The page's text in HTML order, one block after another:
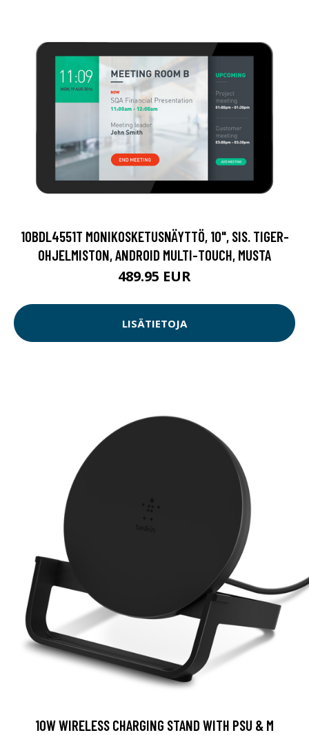
10BDL4551T MONIKOSKETUSNÄYTTÖ, 10", SIS. TIGER-
OHJELMISTON, ANDROID MULTI-TOUCH, MUSTA
489.95 EUR
LISÄTIETOJA
10W WIRELESS CHARGING STAND WITH PSU & M